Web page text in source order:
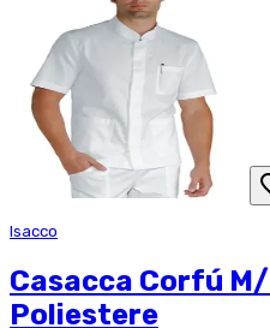
Isacco
Casacca Corfú
Poliestere